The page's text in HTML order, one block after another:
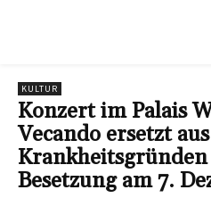
KULTUR
Konzert im Palais
Vecando ersetzt aus
Besetzung am 7.